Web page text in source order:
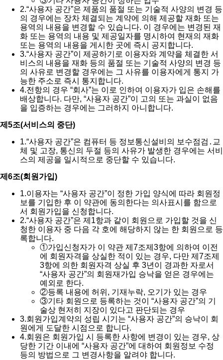
2.“사용자 공간”은 제품의 품절 또는 기술적 사양의 변경 등
의 경우에는 장차 체결되는 계약에 의해 제공할 재화 또는
용역의 내용을 변경할 수 있습니다. 이 경우에는 변경된 재
화 또는 용역의 내용 및 제공일자를 명시하여 현재의 재화
또는 용역의 내용을 게시한 곳에 즉시 공지합니다.
3.“사용자 공간”이 제공하기로 이용자와 계약을 체결한 서
비스의 내용을 재화 등의 품절 또는 기술적 사양의 변경 등
의 사유로 변경할 경우에는 그 사유를 이용자에게 통지 가
능한 주소로 즉시 통지합니다.
4.전항의 경우 “회사”는 이로 인하여 이용자가 입은 손해를
배상합니다. 다만, “사용자 공간”이 고의 또는 과실이 없음
을 입증하는 경우에는 그러하지 아니합니다.
제5조(서비스의 중단)
1.“사용자 공간”은 컴퓨터 등 정보통신설비의 보수점검․교
체 및 고장, 통신의 두절 등의 사유가 발생한 경우에는 서비
스의 제공을 일시적으로 중단할 수 있습니다.
제6조(회원가입)
1.이용자는 “사용자 공간”이 정한 가입 양식에 따라 회원정
보를 기입한 후 이 약관에 동의한다는 의사표시를 함으로
서 회원가입을 신청합니다.
2.“사용자 공간”은 제1항과 같이 회원으로 가입할 것을 신
청한 이용자 중 다음 각 호에 해당하지 않는 한 회원으로 등
록합니다.
①가입신청자가 이 약관 제7조제3항에 의하여 이전
에 회원자격을 상실한 적이 있는 경우, 다만 제7조제
3항에 의한 회원자격 상실 후 3년이 경과한 자로서
“사용자 공간”의 회원재가입 승낙을 얻은 경우에는
예외로 한다.
②등록 내용에 허위, 기재누락, 오기가 있는 경우
③기타 회원으로 등록하는 것이 “사용자 공간”의 기
술상 현저히 지장이 있다고 판단되는 경우
3.회원가입계약의 성립 시기는 “사용자 공간”의 승낙이 회
원에게 도달한 시점으로 합니다.
4.회원은 회원가입 시 등록한 사항에 변경이 있는 경우, 상
당한 기간 이내에 “사용자 공간”에 대하여 회원정보 수정
등의 방법으로 그 변경사항을 알려야 합니다.